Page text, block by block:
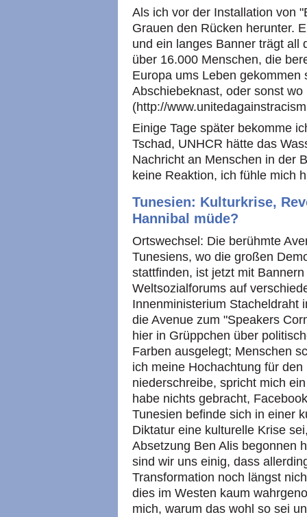
Als ich vor der Installation von
Grauen den Rücken herunter.
und ein langes Banner trägt all
über 16.000 Menschen, die
Europa ums Leben
Abschiebeknast, oder sonst wo
(http://
Einige Tage später bekomme
Tschad, UNHCR hätte das
Nachricht an Menschen in der
keine Reaktion, ich fühle mich
Tunesien: Kulturkrise,
Hannibal müde?
Ortswechsel: Die berühmte
Tunesiens, wo die großen
stattfinden, ist jetzt mit
Weltsozialforums auf
Innenministerium Stacheldraht
die Avenue zum "Speakers
hier in Grüppchen über
Farben ausgelegt; Menschen
ich meine Hochachtung für
niederschreibe, spricht mich
habe nichts gebracht,
Tunesien befinde sich in einer
Diktatur eine kulturelle Krise
Absetzung Ben Alis begonnen
sind wir uns einig, dass
Transformation noch längst
dies im Westen kaum
mich, warum das wohl so sei